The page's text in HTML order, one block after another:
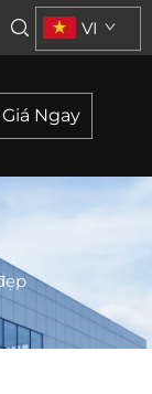
VI
Ngay